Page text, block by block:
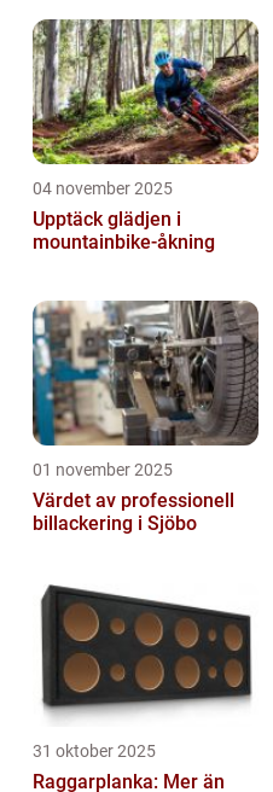
04 november 2025
Upptäck glädjen i
mountainbike-åkning
01 november 2025
Värdet av professionell
billackering i Sjöbo
31 oktober 2025
Raggarplanka: Mer än